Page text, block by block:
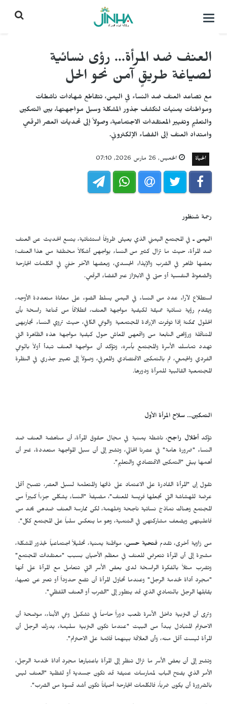
التحكم
العنف ضد المرأة... رؤى نسائية
لصياغة طريقٍ آمن نحو الحل
مع تصاعد العنف ضد النساء في اليمن، تتقاطع شهادات ناشطات
ومواطنات يمنيات لتكشف جذور المشكلة وسبل مواجهتها، بين التمكين
والتعليم وتغيير المعتقدات الاجتماعية، وصولاً إلى تحديات العصر الرقمي
وامتداد العنف إلى الفضاء الإلكتروني.
الحياة الخميس, 26 مارس 2026, 07:10
رحمة شنظور
اليمن ـ في المجتمع اليمني الذي يعيش ظروفاً استثنائية، يتسع الحديث عن العنف
ضد المرأة، حيث ما تزال كثير من النساء يواجهن أشكالاً مختلفة من هذا العنف؛
بعضها ظاهر في الضرب والإيذاء الجسدي، وبعضها الآخر خفيّ في الكلمات الجارحة
والضغوط النفسية أو حتى في الابتزاز عبر الفضاء الرقمي.
استطلاع لآراء عدد من النساء في اليمن يسلط الضوء على معاناة متعددة الأوجه،
ويقدم رؤية نسائية عميقة لكيفية مواجهة العنف، انطلاقاً من قناعة راسخة بأن
الحلول ممكنة إذا توفرت الإرادة المجتمعية والوعي الكافي، حيث تروي النساء تجاربهن
المتناقلة ورؤاهن النابعة من واقعهن المعاش حول كيفية مواجهة هذه الظاهرة التي
تهدد تماسك الأسرة والمجتمع بأسره، وتؤكد أن مواجهة العنف تبدأ أولاً بالوعي
الفردي والجمعي، ثم بالتمكين الاقتصادي والمعرفي، وصولاً إلى تغيير جذري في النظرة
المجتمعية القالبية للمرأة ودورها.
التمكين... سلاح المرأة الأول
تؤكدأطلال راجح، ناشطة يمنية في مجال حقوق المرأة، أن مناهضة العنف ضد
النساء "ضرورة هامة" في عصرنا الحالي، وتشير إلى أن سبل المواجهة متعددة، غير أن
أهمها يبقى "التمكين الاقتصادي والتعليم".
تقول إن "المرأة القادرة على الاعتماد على ذاتها والمتعلمة لسبل العصر، تصبح أقل
عرضة للهشاشة التي تجعلها فريسة للعنف"، مضيفةً "النساء يشكلن جزءاً كبيراً من
المجتمع وهناك نماذج نسائية ناجحة ومُلهمة، لكن ممارسة العنف ضدهن يحد من
فاعليتهن ويضعف مشاركتهن في التنمية، وهو ما ينعكس سلباً على المجتمع ككل".
من زاوية أخرى، تقدم فتحية حسن، مواطنة يمنية، تحليلاً اجتماعياً لجذور المشكلة،
مشيرة إلى أن المرأة تتعرض للعنف في معظم الأحيان بسبب "معتقدات المجتمع"
وتضرب مثلاً بالفكرة الراسخة لدى بعض الأسر التي تتعامل مع المرأة على أنها
"مجرد أداة لخدمة الرجل" وعندما تحاول المرأة أن تضع حدوداً أو تعبر عن تعبها،
يقابلها الرجل بالتمادي الذي قد يتطور إلى "الضرب أو العنف اللفظي".
وترى أن التربية داخل الأسرة تلعب دوراً حاسماً في تشكيل وعي الأبناء، موضحة أن
الاحترام المتبادل يبدأ من البيت "عندما تكون التربية سليمة، يدرك الرجل أن
المرأة ليست أقل منه، وأن العلاقة بينهما قائمة على الاحترام".
وتشير إلى أن بعض الأسر ما تزال تنظر إلى المرأة باعتبارها مجرد أداة لخدمة الرجل،
الأمر الذي يفتح الباب لممارسات عنيفة قد تكون جسدية أو لفظية "العنف ليس
بالضرورة أن يكون ضرباً، فالكلمات الجارحة أحياناً تكون أشد قسوة من الضرب".